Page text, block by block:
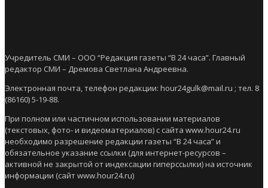
Учредитель СМИ – ООО “Редакция газеты “В 24 часа”. Главный
редактор СМИ – Дремова Светлана Андреевна.
Электронная почта, телефон редакции: hour24gulk@mail.ru ; тел. 8
(86160) 5-19-88.
При полном или частичном использовании материалов
(текстовых, фото- и видеоматериалов) с сайта www.hour24.ru
необходимо разрешение редакции газеты “В 24 часа” и
обязательное указание ссылки (для интернет-ресурсов –
активной не закрытой от индексации гиперссылки) на источник
информации (сайт www.hour24.ru)